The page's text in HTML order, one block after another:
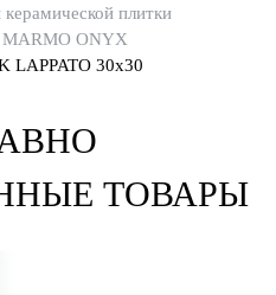
плитки
ONYX
LAPPATO 30x30
ТОВАРЫ